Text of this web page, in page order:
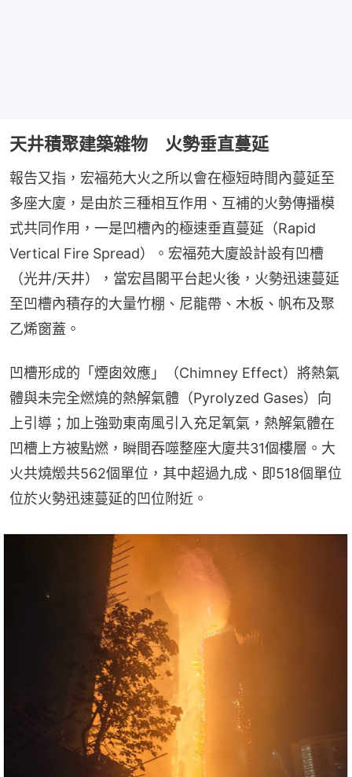
天井積聚建築雜物 火勢垂直蔓延
報告又指，宏福苑大火之所以會在極短時間內蔓延至
多座大廈，是由於三種相互作用、互補的火勢傳播模
式共同作用，一是凹槽內的極速垂直蔓延（Rapid
Vertical Fire Spread）。宏福苑大廈設計設有凹槽
（光井/天井），當宏昌閣平台起火後，火勢迅速蔓延
至凹槽內積存的大量竹棚、尼龍帶、木板、帆布及聚
乙烯窗蓋。
凹槽形成的「煙囱效應」（Chimney Effect）將熱氣
體與未完全燃燒的熱解氣體（Pyrolyzed Gases）向
上引導；加上強勁東南風引入充足氧氣，熱解氣體在
凹槽上方被點燃，瞬間吞噬整座大廈共31個樓層。大
火共燒燬共562個單位，其中超過九成、即518個單位
位於火勢迅速蔓延的凹位附近。